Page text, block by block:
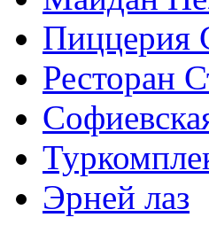
Пиццерия
Ресторан
Эрней лаз